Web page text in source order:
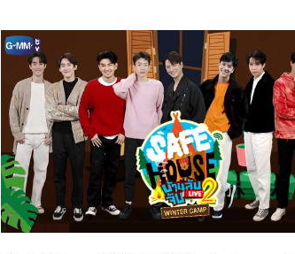
รุกต่อยอดความสำเร็จ “REALITY LIVE SHOW”
ปลุกกระแสความร้อนแรงบนหน้าจอผู้ชมตลอด 7 วั
ครั้ง ตอกย้ำความแข็งแกร่งความเป็นผู้นำด้านคอน
ไวเดอร์ กับรายการออนไลน์กระแสปัง “SAFE
ลับ จับ LIVE” ซีซั่น 2 ตอน WINTER CAMP โดย
ผ่านแพลตฟอร์ม Facebook และ YouTube ของ
ซึ่งนำ 9 นักแสดงวัยรุ่นสุดฮอตของ GMMTV มาใช้ชีวิ
ร่วมกันในบ้านหลังเดียวกันอีกครั้ง เพื่อทำภารกิจสุ